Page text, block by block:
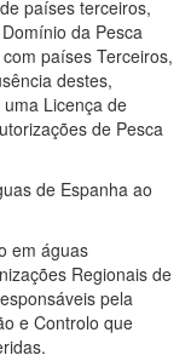
países terceiros,
da Pesca
países Terceiros,
destes,
Licença de
de Pesca
de Espanha ao
em águas
Regionais de
pela
e Controlo que